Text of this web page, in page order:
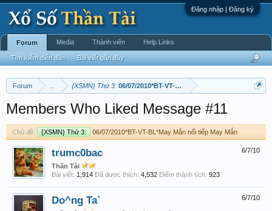
Đăng nhập | Đăng ký
Forum {XSMN} Thứ 3: 06/07/2010*BT-VT-BL*May Mắn nối tiếp May Mắn
Members Who Liked Message #11
Chủ đề: {XSMN} Thứ 3: 06/07/2010*BT-VT-BL*May Mắn nối tiếp May Mắn
6/7/10
trumc0bac
Thần Tài
Bài viết: 1,914 Đã được thích: 4,532 Điểm thành tích: 923
6/7/10
Do^ng Ta`
Forum
Tìm kiếm diễn đàn Bài viết gần đây
Media Thành viên Help Links